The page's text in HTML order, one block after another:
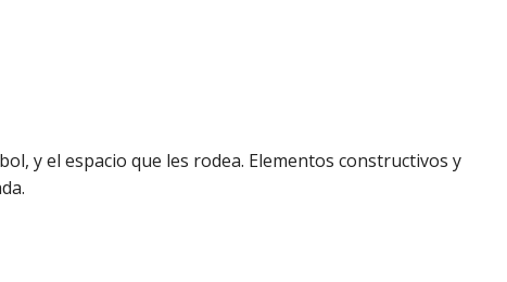
y el espacio que les rodea. Elementos constructivos y